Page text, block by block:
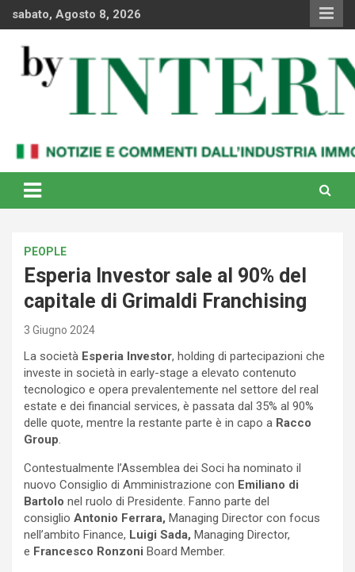
sabato, Agosto 8, 2026
By Internews
internazionale
PEOPLE
Esperia Investor sale al 90% del
capitale di Grimaldi Franchising
3 Giugno 2024
La società Esperia Investor, holding di partecipazioni che
investe in società in early-stage a elevato contenuto
tecnologico e opera prevalentemente nel settore del real
estate e dei financial services, è passata dal 35% al 90%
delle quote, mentre la restante parte è in capo a Racco
Group.
Contestualmente l’Assemblea dei Soci ha nominato il
nuovo Consiglio di Amministrazione con Emiliano di
Bartolo nel ruolo di Presidente. Fanno parte del
consiglio Antonio Ferrara, Managing Director con focus
nell’ambito Finance, Luigi Sada, Managing Director,
e Francesco Ronzoni Board Member.